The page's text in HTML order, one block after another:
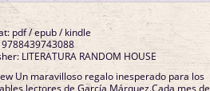
pdf / epub / kindle
9788439743088
LITERATURA RANDOM HOUSE
Un maravilloso regalo inesperado para los
lectores de García Márquez.Cada mes de